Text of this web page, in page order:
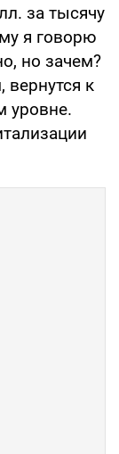
за тысячу
я говорю
но зачем?
к
уровне.